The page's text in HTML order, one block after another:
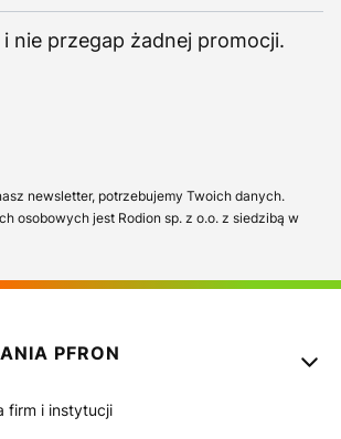
nie przegap żadnej promocji.
newsletter, potrzebujemy Twoich danych.
osobowych jest Rodion sp. z o.o. z siedzibą w
PFRON
firm i instytucji